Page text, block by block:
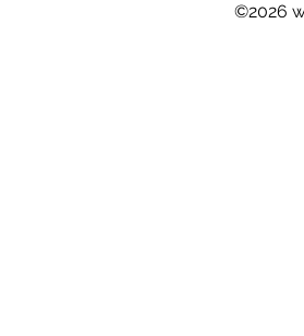
©2026